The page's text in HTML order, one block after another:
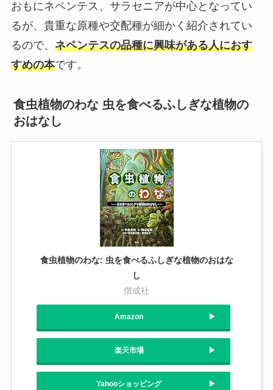
おもにネペンテス、サラセニアが中心となってい
るが、貴重な原種や交配種が細かく紹介されてい
るので、 ネペンテスの品種に興味がある人におす
すめの本です。
食虫植物のわな 虫を食べるふしぎな植物の
おはなし
食虫植物のわな: 虫を食べるふしぎな植物のおはな
し
偕成社
Amazon
楽天市場
Yahooショッピング